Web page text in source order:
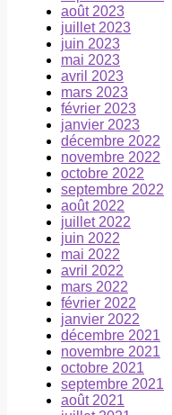
août 2023
juillet 2023
juin 2023
mai 2023
avril 2023
mars 2023
février 2023
janvier 2023
décembre 2022
novembre 2022
octobre 2022
septembre 2022
août 2022
juillet 2022
juin 2022
mai 2022
avril 2022
mars 2022
février 2022
janvier 2022
décembre 2021
novembre 2021
octobre 2021
septembre 2021
août 2021